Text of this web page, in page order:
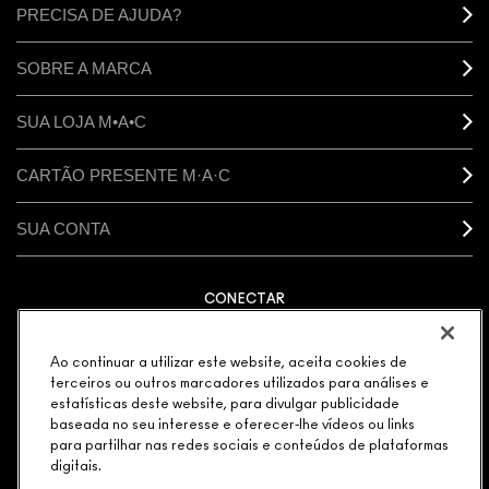
PRECISA DE AJUDA?
SOBRE A MARCA
SUA LOJA M•A•C
CARTÃO PRESENTE M·A·C
SUA CONTA
CONECTAR
GERENCIAR COOKIES DO SITE
POLÍTICA DE PRIVACIDADE
TERMOS & CONDIÇÕES
POLÍTICA M·A·C CONTRA FALSIFICADOS
© MAKE-UP ART COSMETICS. TODOS OS DIREITOS
Ao continuar a utilizar este website, aceita cookies de
terceiros ou outros marcadores utilizados para análises e
estatísticas deste website, para divulgar publicidade
baseada no seu interesse e oferecer-lhe vídeos ou links
para partilhar nas redes sociais e conteúdos de plataformas
digitais.